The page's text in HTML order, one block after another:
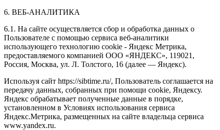
6. ВЕБ-АНАЛИТИКА
6.1. На сайте осуществляется сбор и обработка данных о
Пользователе с помощью сервиса веб-аналитики
использующего технологию cookie - Яндекс Метрика,
предоставляемого компанией ООО «ЯНДЕКС», 119021,
Россия, Москва, ул. Л. Толстого, 16 (далее — Яндекс).
Используя сайт https://sibtime.ru/, Пользователь соглашается на
передачу данных, собранных при помощи cookie, Яндексу.
Яндекс обрабатывает полученные данные в порядке,
установленном в Условиях использования сервиса
Яндекс.Метрика, размещенных на сайте владельца сервиса
www.yandex.ru.